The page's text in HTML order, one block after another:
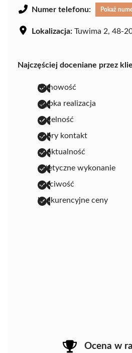
Numer telefonu: Pokaż
Lokalizacja: Tuwima 2, 48-
Najczęściej doceniane przez
fachowość
szybka realizacja
rzetelność
dobry kontakt
punktualność
estetyczne wykonanie
uczciwość
konkurencyjne ceny
Ocena w